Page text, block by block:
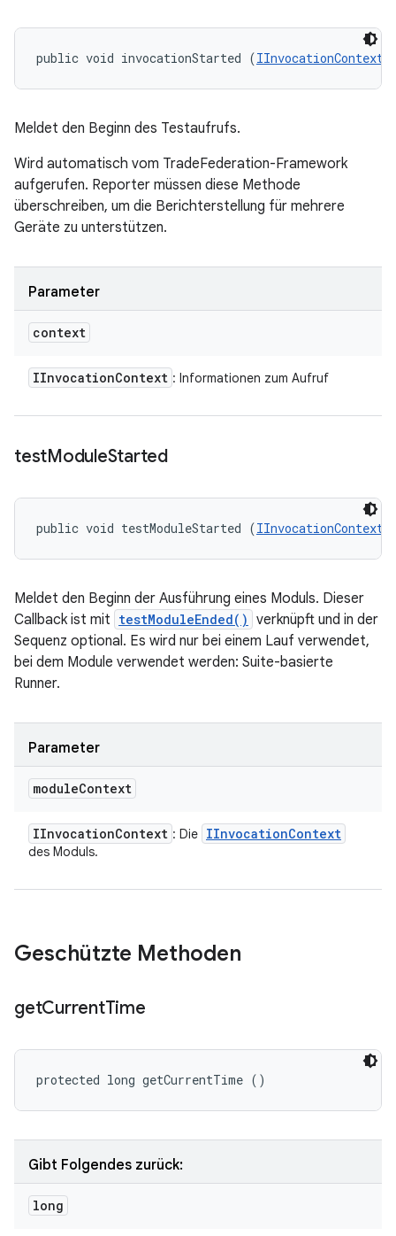
public void invocationStarted (IInvocationContext
Meldet den Beginn des Testaufrufs.
Wird automatisch vom TradeFederation-Framework
aufgerufen. Reporter müssen diese Methode
überschreiben, um die Berichterstellung für mehrere
Geräte zu unterstützen.
Parameter
context
IInvocationContext : Informationen zum Aufruf
testModuleStarted
public void testModuleStarted (IInvocationContext
Meldet den Beginn der Ausführung eines Moduls. Dieser
Callback ist mit testModuleEnded() verknüpft und in der
Sequenz optional. Es wird nur bei einem Lauf verwendet,
bei dem Module verwendet werden: Suite-basierte
Runner.
Parameter
moduleContext
IInvocationContext : Die IInvocationContext
des Moduls.
Geschützte Methoden
getCurrentTime
protected long getCurrentTime ()
Gibt Folgendes zurück:
long